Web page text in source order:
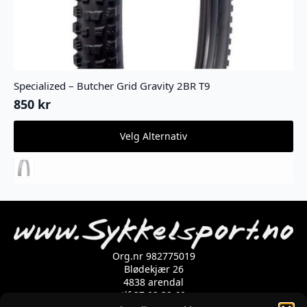
Specialized – Butcher Grid Gravity 2BR T9
850 kr
Velg Alternativ
har
flere
varianter.
kan
på
produktsiden
Org.nr 982775019
Blødekjær 26
4838 arendal
tlf 37 02 39 60